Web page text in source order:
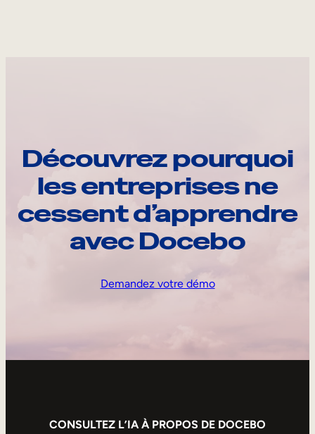
Découvrez pourquoi
les entreprises ne
cessent d’apprendre
avec Docebo
Demandez votre démo
CONSULTEZ L’IA À PROPOS DE DOCEBO